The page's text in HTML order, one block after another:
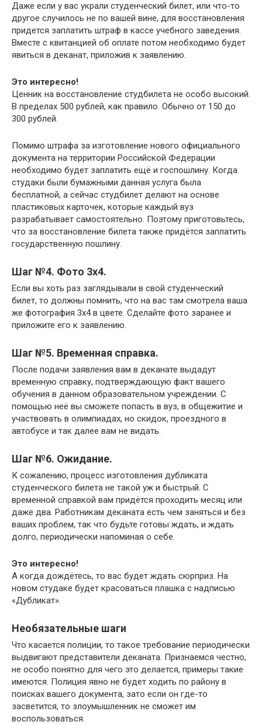
Даже если у вас украли студенческий билет, или что-то
другое случилось не по вашей вине, для восстановления
придется заплатить штраф в кассе учебного заведения.
Вместе с квитанцией об оплате потом необходимо будет
явиться в деканат, приложив к заявлению.
Это интересно!
Ценник на восстановление студбилета не особо высокий.
В пределах 500 рублей, как правило. Обычно от 150 до
300 рублей.
Помимо штрафа за изготовление нового официального
документа на территории Российской Федерации
необходимо будет заплатить ещё и госпошлину. Когда
студаки были бумажными данная услуга была
бесплатной, а сейчас студбилет делают на основе
пластиковых карточек, которые каждый вуз
разрабатывает самостоятельно. Поэтому приготовьтесь,
что за восстановление билета также придётся заплатить
государственную пошлину.
Шаг №4. Фото 3х4.
Если вы хоть раз заглядывали в свой студенческий
билет, то должны помнить, что на вас там смотрела ваша
же фотография 3х4 в цвете. Сделайте фото заранее и
приложите его к заявлению.
Шаг №5. Временная справка.
После подачи заявления вам в деканате выдадут
временную справку, подтверждающую факт вашего
обучения в данном образовательном учреждении. С
помощью неё вы сможете попасть в вуз, в общежитие и
участвовать в олимпиадах, но скидок, проездного в
автобусе и так далее вам не видать.
Шаг №6. Ожидание.
К сожалению, процесс изготовления дубликата
студенческого билета не такой уж и быстрый. С
временной справкой вам придётся проходить месяц или
даже два. Работникам деканата есть чем заняться и без
ваших проблем, так что будьте готовы ждать, и ждать
долго, периодически напоминая о себе.
Это интересно!
А когда дождётесь, то вас будет ждать сюрприз. На
новом студаке будет красоваться плашка с надписью
«Дубликат».
Необязательные шаги
Что касается полиции, то такое требование периодически
выдвигают представители деканата. Признаемся честно,
не особо понятно для чего это делается, примеры такие
имеются. Полиция явно не будет ходить по району в
поисках вашего документа, зато если он где-то
засветится, то злоумышленник не сможет им
воспользоваться.